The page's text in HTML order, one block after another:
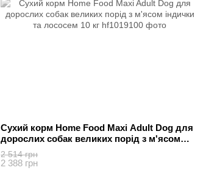
Сухий корм Home Food Maxi Adult Dog для
дорослих собак великих порід з м'ясом
індички та лососем 10 кг
2 514 грн
2 388 грн